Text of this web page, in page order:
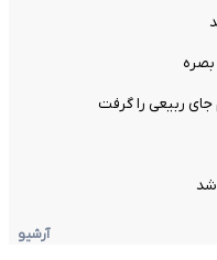
بصره
جای ربیعی را گرفت
شد
آرشیو